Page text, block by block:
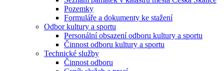
Pozemky
Formuláře a dokumenty ke stažení
Odbor kultury a sportu
Personální obsazení odboru kultury a sportu
Činnost odboru kultury a sportu
Technické služby
Činnost odboru